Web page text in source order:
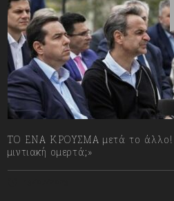
ΤΟ ΕΝΑ ΚΡΟΥΣΜΑ μετά το άλλο!
μιντιακή ομερτά;»